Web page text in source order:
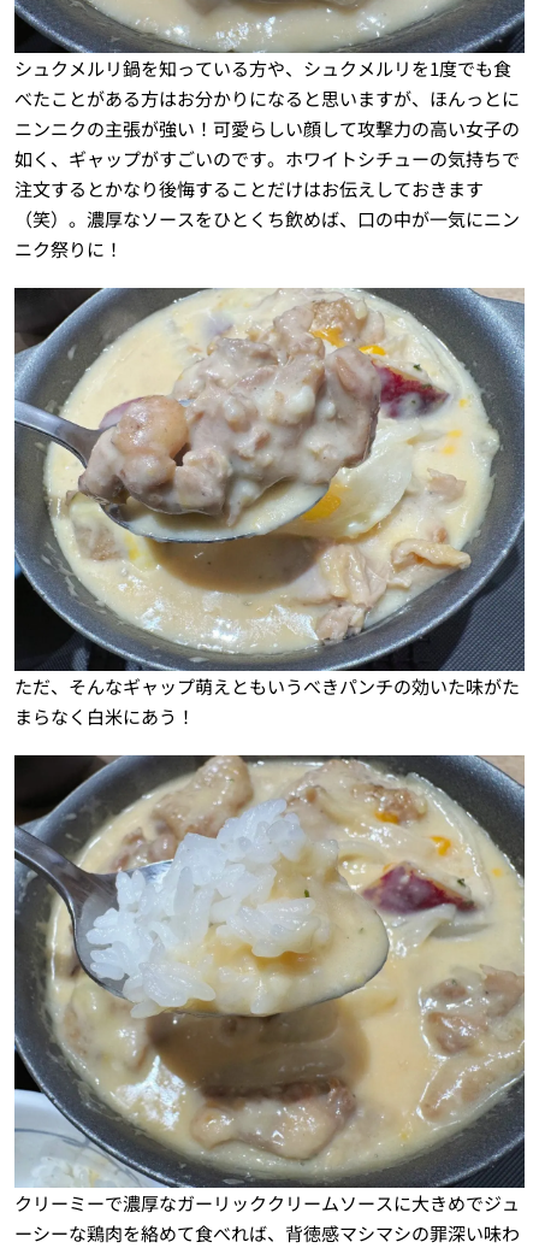
シュクメルリ鍋を知っている方や、シュクメルリを1度でも食
べたことがある方はお分かりになると思いますが、ほんっとに
ニンニクの主張が強い！可愛らしい顔して攻撃力の高い女子の
如く、ギャップがすごいのです。ホワイトシチューの気持ちで
注文するとかなり後悔することだけはお伝えしておきます
（笑）。濃厚なソースをひとくち飲めば、口の中が一気にニン
ニク祭りに！
ただ、そんなギャップ萌えともいうべきパンチの効いた味がた
まらなく白米にあう！
クリーミーで濃厚なガーリッククリームソースに大きめでジュ
ーシーな鶏肉を絡めて食べれば、背徳感マシマシの罪深い味わ